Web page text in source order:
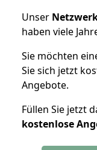
Unser
haben viele
Sie möchten
Sie sich jetzt
Angebote.
Füllen Sie jetzt
kostenlose